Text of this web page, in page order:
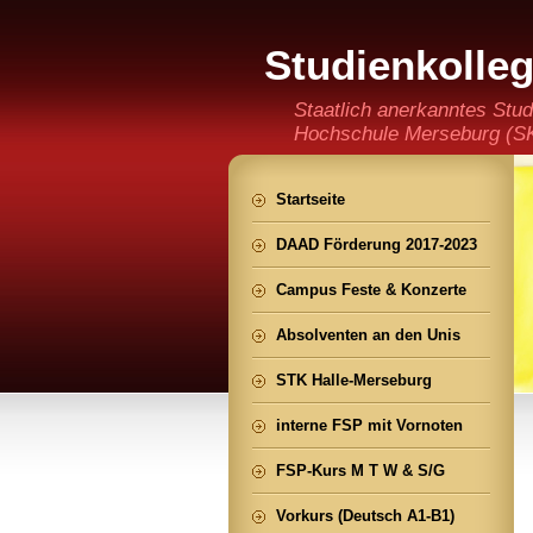
(staatlich
Staatlich anerkanntes
Hochschule Merseburg
der Ming CHENG Institut
Startseite
DAAD Förderung 2017-2023
Campus Feste & Konzerte
Absolventen an den Unis
STK Halle-Merseburg
interne FSP mit Vornoten
FSP-Kurs M T W & S/G
Vorkurs (Deutsch A1-B1)